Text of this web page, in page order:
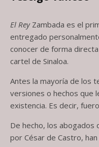
El ReyZambada es el
entregado
conocer de forma
cartel de Sinaloa.
Antes la mayoría de los
versiones o hechos que
existencia. Es decir,
De hecho, los
por César de Castro,